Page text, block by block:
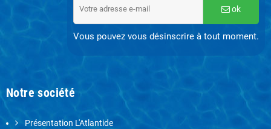
ok
Vous pouvez vous désinscrire à tout moment.
Notre société
Présentation L'Atlantide